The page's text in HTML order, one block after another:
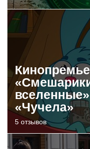
«Чучела»
5 отзывов